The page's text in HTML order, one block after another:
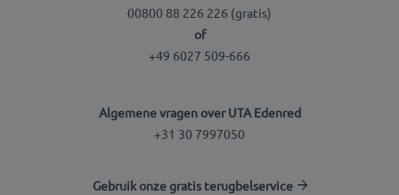
00800 88 226 226 (gratis)
of
+49 6027 509-666
Algemene vragen over UTA Edenred
+31 30 7997050
Gebruik onze gratis terugbelservice